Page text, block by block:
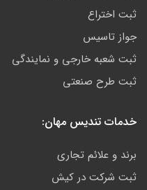
ثبت اختراع
جواز تاسیس
ثبت شعبه خارجی و نمایندگی
ثبت طرح صنعتی
خدمات تندیس مهان:
برند و علائم تجاری
ثبت شرکت در کیش